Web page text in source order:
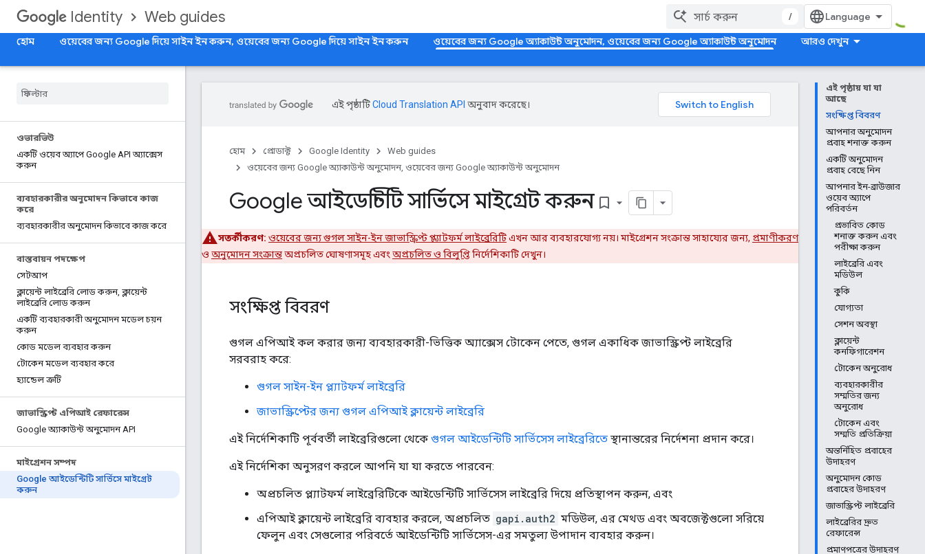
Identity Web guides
/
হোম
ওয়েবের জন্য Google দিয়ে সাইন ইন করুন, ওয়েবের জন্য Google দিয়ে সাইন ইন করুন ওয়েবের জন্য Google অ্যাকাউন্ট অনুমোদন, ওয়েবের জন্য Google অ্যাকাউন্ট অনুমোদন আরও দেখুন
ওভারভিউ
একটি ওয়েব অ্যাপে Google API অ্যাক্সেস
করুন
ব্যবহারকারীর অনুমোদন কিভাবে কাজ
করে
ব্যবহারকারীর অনুমোদন কিভাবে কাজ করে
বাস্তবায়ন পদক্ষেপ
সেটআপ
ক্লায়েন্ট লাইব্রেরি লোড করুন, ক্লায়েন্ট
লাইব্রেরি লোড করুন
একটি ব্যবহারকারী অনুমোদন মডেল চয়ন
করুন
কোড মডেল ব্যবহার করুন
টোকেন মডেল ব্যবহার করে
হ্যান্ডেল ত্রুটি
জাভাস্ক্রিপ্ট এপিআই রেফারেন্স
Google অ্যাকাউন্ট অনুমোদন API
মাইগ্রেশন সম্পদ
Google আইডেন্টিটি সার্ভিসে মাইগ্রেট
করুন
এই পৃষ্ঠায় যা যা
আছে
সংক্ষিপ্ত বিবরণ
আপনার অনুমোদন
প্রবাহ শনাক্ত করুন
একটি অনুমোদন
প্রবাহ বেছে নিন
আপনার ইন-ব্রাউজার
ওয়েব অ্যাপে
পরিবর্তন
প্রভাবিত কোড
শনাক্ত করুন এবং
পরীক্ষা করুন
লাইব্রেরি এবং
মডিউল
কুকি
যোগ্যতা
সেশন অবস্থা
ক্লায়েন্ট
কনফিগারেশন
টোকেন অনুরোধ
ব্যবহারকারীর
সম্মতির জন্য
অনুরোধ
টোকেন এবং
সম্মতি প্রতিক্রিয়া
অন্তর্নিহিত প্রবাহের
উদাহরণ
অনুমোদন কোড
প্রবাহের উদাহরণ
জাভাস্ক্রিপ্ট লাইব্রেরি
লাইব্রেরির দ্রুত
রেফারেন্স
প্রমাণপত্রের উদাহরণ
এই পৃষ্ঠাটিCloud Translation API অনুবাদ করেছে।
হোম প্রোডাক্ট Google Identity
Web guides
ওয়েবের জন্য Google অ্যাকাউন্ট অনুমোদন, ওয়েবের জন্য Google অ্যাকাউন্ট অনুমোদন
Google আইডেন্টিটি সার্ভিসে মাইগ্রেট করুন bookmark_border
সতর্কীকরণ: ওয়েবের জন্য গুগল সাইন-ইন জাভাস্ক্রিপ্ট প্ল্যাটফর্ম লাইব্রেরিটিএখন আর ব্যবহারযোগ্য নয়। মাইগ্রেশন সংক্রান্ত সাহায্যের জন্য, প্রমাণীকরণ
ও অনুমোদন সংক্রান্তঅপ্রচলিত ঘোষণাসমূহ এবং অপ্রচলিত ও বিলুপ্তিনির্দেশিকাটি দেখুন।
সংক্ষিপ্ত বিবরণ
গুগল এপিআই কল করার জন্য ব্যবহারকারী-ভিত্তিক অ্যাক্সেস টোকেন পেতে, গুগল একাধিক জাভাস্ক্রিপ্ট লাইব্রেরি
সরবরাহ করে:
গুগল সাইন-ইন প্ল্যাটফর্ম লাইব্রেরি
জাভাস্ক্রিপ্টের জন্য গুগল এপিআই ক্লায়েন্ট লাইব্রেরি
এই নির্দেশিকাটি পূর্ববর্তী লাইব্রেরিগুলো থেকে গুগল আইডেন্টিটি সার্ভিসেস লাইব্রেরিতে স্থানান্তরের নির্দেশনা প্রদান করে।
এই নির্দেশিকা অনুসরণ করলে আপনি যা যা করতে পারবেন:
অপ্রচলিত প্ল্যাটফর্ম লাইব্রেরিটিকে আইডেন্টিটি সার্ভিসেস লাইব্রেরি দিয়ে প্রতিস্থাপন করুন, এবং
এপিআই ক্লায়েন্ট লাইব্রেরি ব্যবহার করলে, অপ্রচলিত gapi.auth2 মডিউল, এর মেথড এবং অবজেক্টগুলো সরিয়ে
ফেলুন এবং সেগুলোর পরিবর্তে আইডেন্টিটি সার্ভিসেস-এর সমতুল্য উপাদান ব্যবহার করুন।